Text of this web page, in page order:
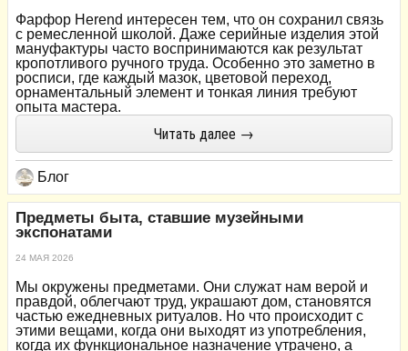
Фарфор Herend интересен тем, что он сохранил связь
с ремесленной школой. Даже серийные изделия этой
мануфактуры часто воспринимаются как результат
кропотливого ручного труда. Особенно это заметно в
росписи, где каждый мазок, цветовой переход,
орнаментальный элемент и тонкая линия требуют
опыта мастера.
Читать далее →
Блог
Предметы быта, ставшие музейными
экспонатами
24 МАЯ 2026
Мы окружены предметами. Они служат нам верой и
правдой, облегчают труд, украшают дом, становятся
частью ежедневных ритуалов. Но что происходит с
этими вещами, когда они выходят из употребления,
когда их функциональное назначение утрачено, а